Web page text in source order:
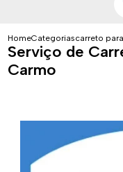
HomeCategoriascarreto
Serviço de
Carmo